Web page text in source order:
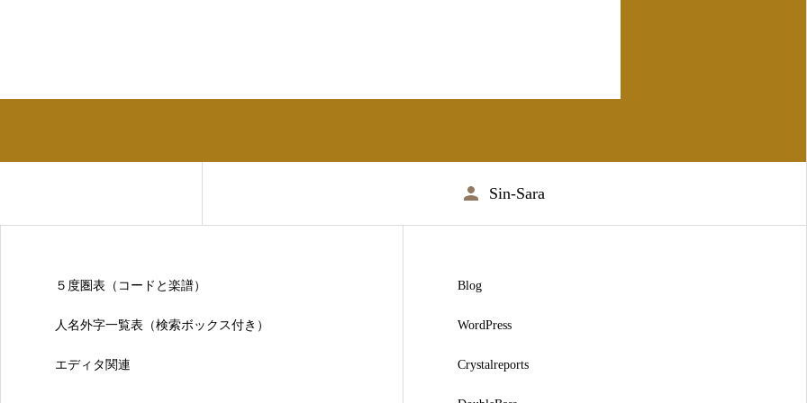
Sin-Sara
５度圏表（コードと楽譜）
人名外字一覧表（検索ボックス付き）
エディタ関連
Blog
WordPress
Crystalreports